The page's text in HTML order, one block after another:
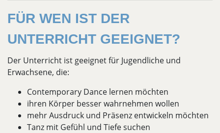
FÜR WEN IST DER
UNTERRICHT GEEIGNET?
Der Unterricht ist geeignet für Jugendliche und
Erwachsene, die:
Contemporary Dance lernen möchten
ihren Körper besser wahrnehmen wollen
mehr Ausdruck und Präsenz entwickeln möchten
Tanz mit Gefühl und Tiefe suchen